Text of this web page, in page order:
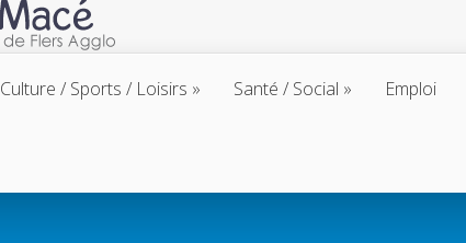
Culture / Sports / Loisirs Santé / Social Emploi